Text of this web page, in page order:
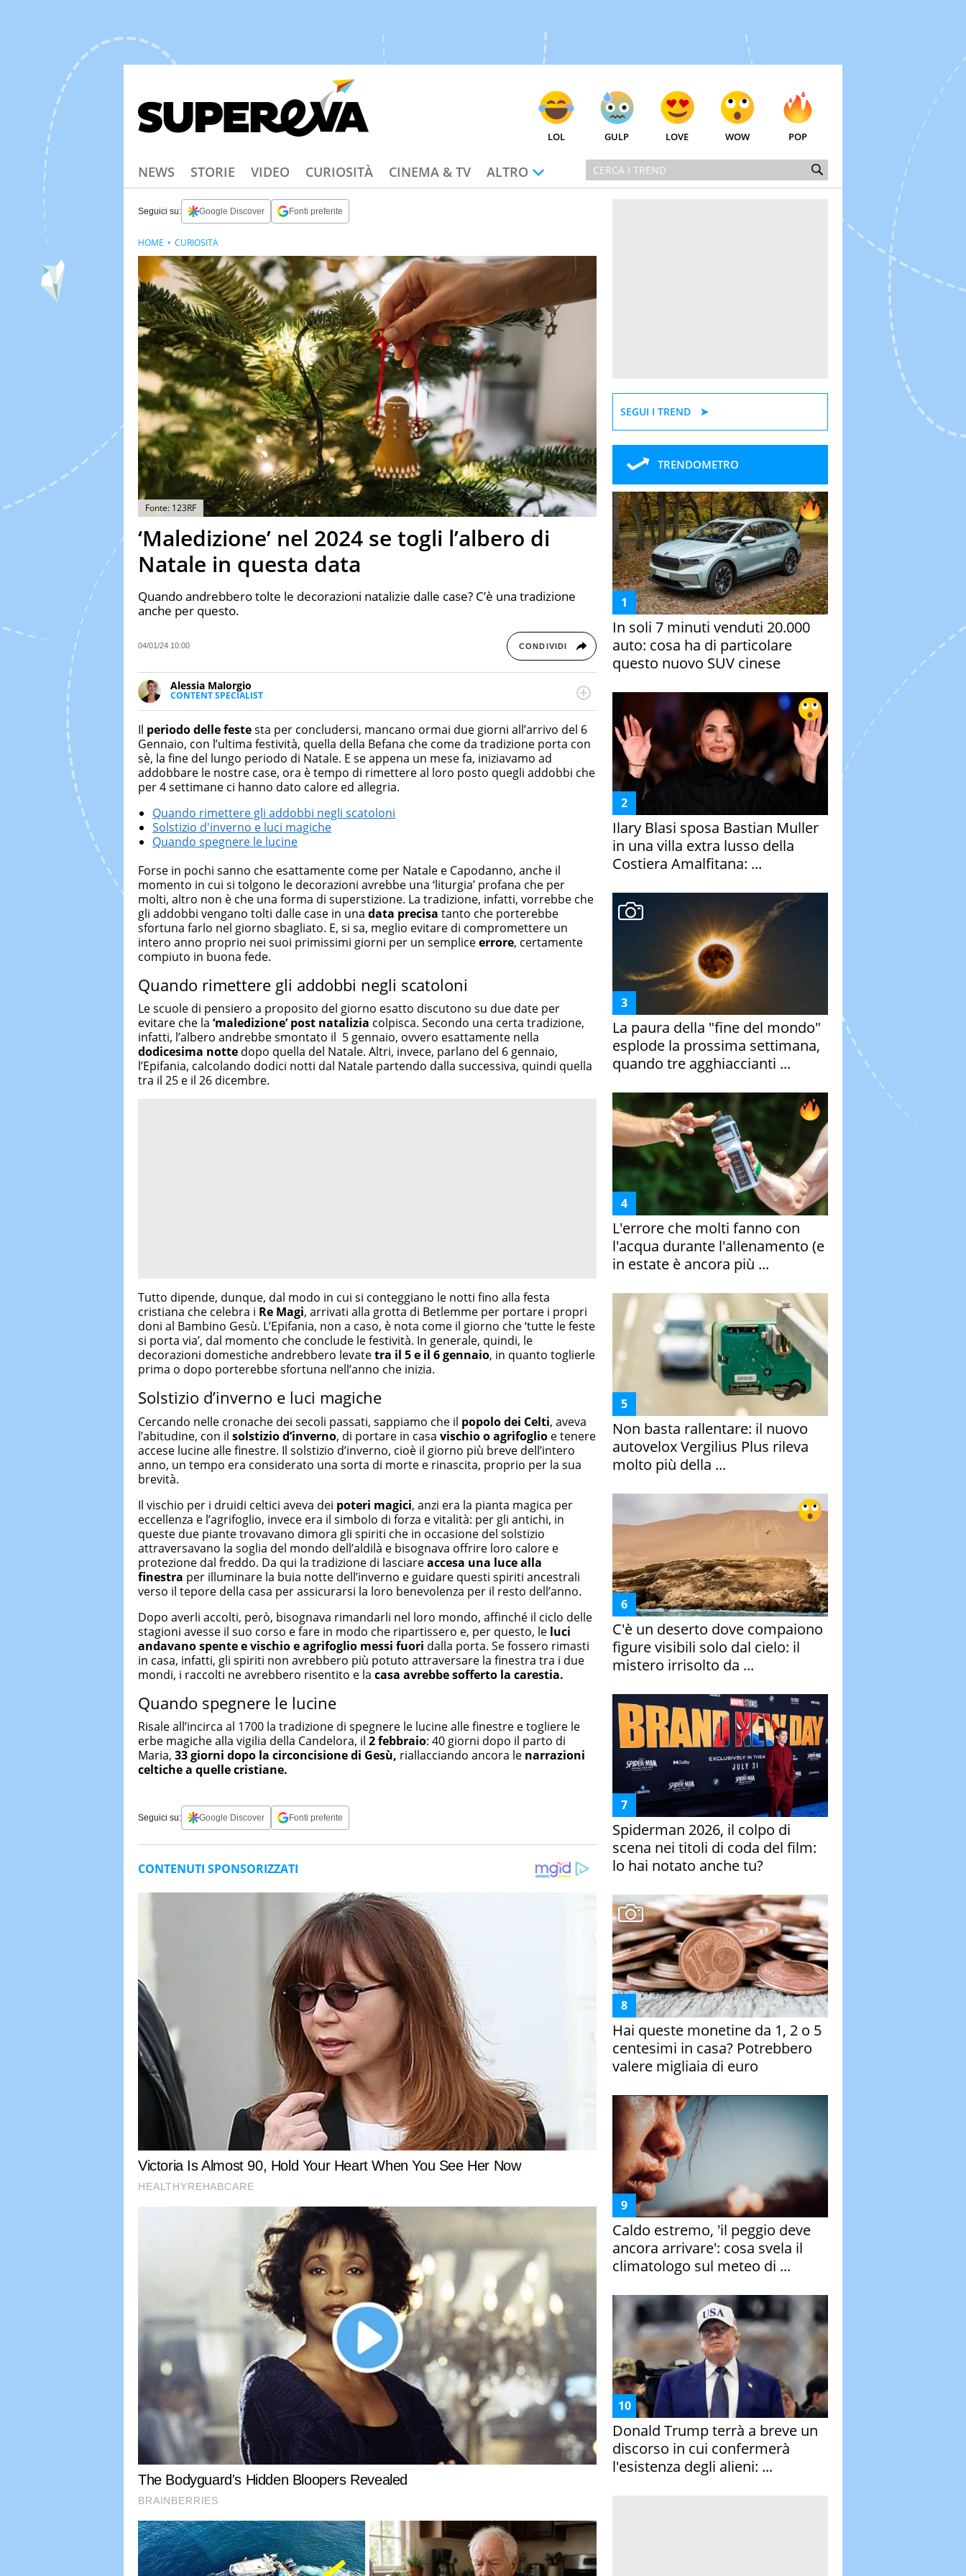
LOL GULP LOVE WOW POP
NEWS STORIE VIDEO CURIOSITÀ CINEMA & TV ALTRO
Seguici su: Google Discover Fonti preferite
Fonte: 123RF
‘Maledizione’ nel 2024 se togli l’albero di
Natale in questa data
Quando andrebbero tolte le decorazioni natalizie dalle case? C’è una tradizione
anche per questo.
04/01/24 10:00 CONDIVIDI
Alessia Malorgio
CONTENT SPECIALIST
Ha conseguito un Master in Marketing Management e Google Digital Training su
di strategie marketing attraverso canali digitali.
HOME CURIOSITÀ
Il periodo delle festesta per concludersi, mancano ormai due giorni all’arrivo del 6
Gennaio, con l’ultima festività, quella della Befana che come da tradizione porta con
sè, la fine del lungo periodo di Natale. E se appena un mese fa, iniziavamo ad
addobbare le nostre case, ora è tempo di rimettere al loro posto quegli addobbi che
per 4 settimane ci hanno dato calore ed allegria.
Quando rimettere gli addobbi negli scatoloni
Solstizio d'inverno e luci magiche
Quando spegnere le lucine
Forse in pochi sanno che esattamente come per Natale e Capodanno, anche il
momento in cui si tolgono le decorazioni avrebbe una ‘liturgia’ profana che per
molti, altro non è che una forma di superstizione. La tradizione, infatti, vorrebbe che
gli addobbi vengano tolti dalle case in una data precisa tanto che porterebbe
sfortuna farlo nel giorno sbagliato. E, si sa, meglio evitare di compromettere un
intero anno proprio nei suoi primissimi giorni per un sempliceerrore, certamente
compiuto in buona fede.
Quando rimettere gli addobbi negli scatoloni
Le scuole di pensiero a proposito del giorno esatto discutono su due date per
evitare che la ‘maledizione’ post natalizia colpisca. Secondo una certa tradizione,
infatti, l’albero andrebbe smontato il 5 gennaio, ovvero esattamente nella
dodicesima notte dopo quella del Natale. Altri, invece, parlano del 6 gennaio,
l’Epifania, calcolando dodici notti dal Natale partendo dalla successiva, quindi quella
tra il 25 e il 26 dicembre.
Tutto dipende, dunque, dal modo in cui si conteggiano le notti fino alla festa
cristiana che celebra i Re Magi, arrivati alla grotta di Betlemme per portare i propri
doni al Bambino Gesù. L’Epifania, non a caso, è nota come il giorno che ‘tutte le feste
si porta via’, dal momento che conclude le festività. In generale, quindi, le
decorazioni domestiche andrebbero levatetra il 5 e il 6 gennaio, in quanto toglierle
prima o dopo porterebbe sfortuna nell’anno che inizia.
Solstizio d’inverno e luci magiche
Cercando nelle cronache dei secoli passati, sappiamo che il popolo dei Celti, aveva
l’abitudine, con il solstizio d’inverno, di portare in casa vischio o agrifoglio e tenere
accese lucine alle finestre. Il solstizio d’inverno, cioè il giorno più breve dell’intero
anno, un tempo era considerato una sorta di morte e rinascita, proprio per la sua
brevità.
Il vischio per i druidi celtici aveva dei poteri magici, anzi era la pianta magica per
eccellenza e l’agrifoglio, invece era il simbolo di forza e vitalità: per gli antichi, in
queste due piante trovavano dimora gli spiriti che in occasione del solstizio
attraversavano la soglia del mondo dell’aldilà e bisognava offrire loro calore e
protezione dal freddo. Da qui la tradizione di lasciareaccesa una luce alla
finestra per illuminare la buia notte dell’inverno e guidare questi spiriti ancestrali
verso il tepore della casa per assicurarsi la loro benevolenza per il resto dell’anno.
Dopo averli accolti, però, bisognava rimandarli nel loro mondo, affinché il ciclo delle
stagioni avesse il suo corso e fare in modo che ripartissero e, per questo, le luci
andavano spente e vischio e agrifoglio messi fuori dalla porta. Se fossero rimasti
in casa, infatti, gli spiriti non avrebbero più potuto attraversare la finestra tra i due
mondi, i raccolti ne avrebbero risentito e la casa avrebbe sofferto la carestia.
Quando spegnere le lucine
Risale all’incirca al 1700 la tradizione di spegnere le lucine alle finestre e togliere le
erbe magiche alla vigilia della Candelora, il 2 febbraio: 40 giorni dopo il parto di
Maria, 33 giorni dopo la circoncisione di Gesù, riallacciando ancora le narrazioni
celtiche a quelle cristiane.
Seguici su: Google Discover Fonti preferite
SEGUI I TREND
TRENDOMETRO
In soli 7 minuti venduti 20.000
auto: cosa ha di particolare
questo nuovo SUV cinese
Ilary Blasi sposa Bastian Muller
in una villa extra lusso della
Costiera Amalfitana: ...
La paura della "fine del mondo"
esplode la prossima settimana,
quando tre agghiaccianti ...
L'errore che molti fanno con
l'acqua durante l'allenamento (e
in estate è ancora più ...
Non basta rallentare: il nuovo
autovelox Vergilius Plus rileva
molto più della ...
C'è un deserto dove compaiono
figure visibili solo dal cielo: il
mistero irrisolto da ...
Spiderman 2026, il colpo di
scena nei titoli di coda del film:
lo hai notato anche tu?
Hai queste monetine da 1, 2 o 5
centesimi in casa? Potrebbero
valere migliaia di euro
Caldo estremo, 'il peggio deve
ancora arrivare': cosa svela il
climatologo sul meteo di ...
Donald Trump terrà a breve un
discorso in cui confermerà
l'esistenza degli alieni: ...